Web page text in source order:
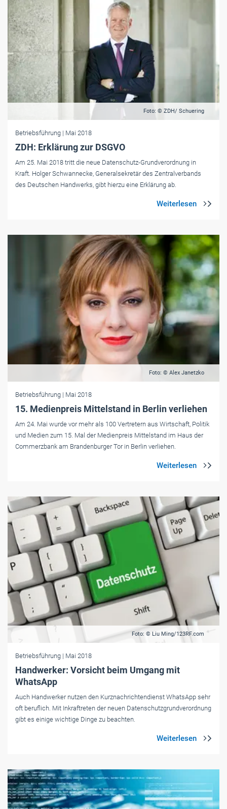
Foto: © ZDH/ Schuering
Betriebsführung | Mai 2018
ZDH: Erklärung zur DSGVO
Am 25. Mai 2018 tritt die neue Datenschutz-Grundverordnung in
Kraft. Holger Schwannecke, Generalsekretär des Zentralverbands
des Deutschen Handwerks, gibt hierzu eine Erklärung ab.
Foto: © Alex Janetzko
Betriebsführung | Mai 2018
15. Medienpreis Mittelstand in Berlin verliehen
Am 24. Mai wurde vor mehr als 100 Vertretern aus Wirtschaft, Politik
und Medien zum 15. Mal der Medienpreis Mittelstand im Haus der
Commerzbank am Brandenburger Tor in Berlin verliehen.
Foto: © Liu Ming/123RF.com
Betriebsführung | Mai 2018
Handwerker: Vorsicht beim Umgang mit
WhatsApp
Auch Handwerker nutzen den Kurznachrichtendienst WhatsApp sehr
oft beruflich. Mit Inkraftreten der neuen Datenschutzgrundverordnung
gibt es einige wichtige Dinge zu beachten.